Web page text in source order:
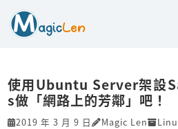
使用Ubuntu Server架設
s做「網路上的芳鄰」吧！
2019 年 3 月 9 日 Magic Len